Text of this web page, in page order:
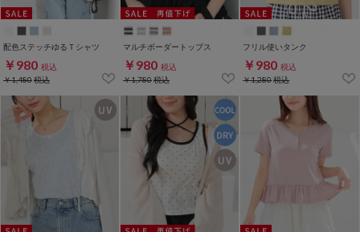
配色ステッチゆるＴシャツ
￥980 税込
￥1,480税込
マルチボーダートップス
￥980 税込
￥1,780税込
フリル使いタンク
￥980 税込
￥1,280税込